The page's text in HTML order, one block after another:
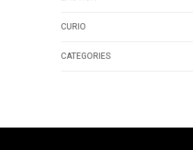
CURIO
CATEGORIES